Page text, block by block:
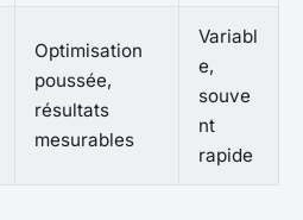
Optimisation
poussée,
résultats
mesurables
Variabl
e,
souve
nt
rapide